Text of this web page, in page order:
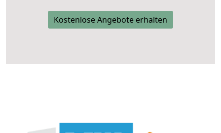
Kostenlose Angebote erhalten